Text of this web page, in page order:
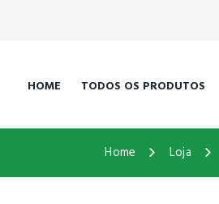
HOME TODOS OS PRODUTOS
Home Loja